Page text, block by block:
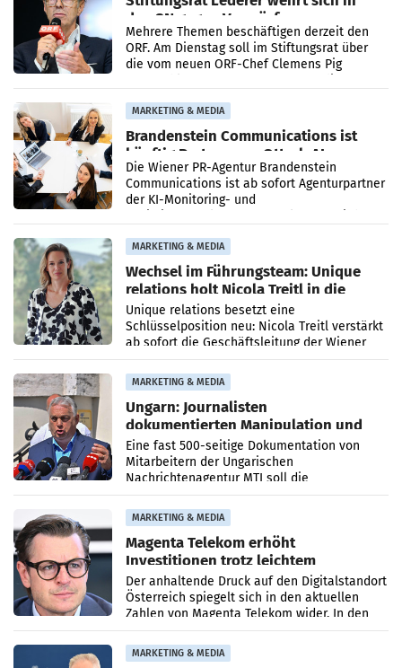
den SN gegen Vorwürfe
Mehrere Themen beschäftigen derzeit den
ORF. Am Dienstag soll im Stiftungsrat über
die vom neuen ORF-Chef Clemens Pig
MARKETING & MEDIA
Brandenstein Communications ist
künftig Partner von OtterlyAI
Die Wiener PR-Agentur Brandenstein
Communications ist ab sofort Agenturpartner
der KI-Monitoring- und
MARKETING & MEDIA
Wechsel im Führungsteam: Unique
relations holt Nicola Treitl in die
Geschäftsleitung
Unique relations besetzt eine
Schlüsselposition neu: Nicola Treitl verstärkt
ab sofort die Geschäftsleitung der Wiener
PR-Agentur an der Seite von Josef Kalina und
Anna Kalina-Mahr.
MARKETING & MEDIA
Ungarn: Journalisten
dokumentierten Manipulation und
Zensur
Eine fast 500-seitige Dokumentation von
Mitarbeitern der Ungarischen
Nachrichtenagentur MTI soll die
systematische Nachrichten-Manipulation und
Zensur bei der Agentur während der Zeit
MARKETING & MEDIA
Magenta Telekom erhöht
Investitionen trotz leichtem
Umsatzrückgang
Der anhaltende Druck auf den Digitalstandort
Österreich spiegelt sich in den aktuellen
Zahlen von Magenta Telekom wider. In den
ersten sechs Monaten des laufenden Jahres
verzeichnete
MARKETING & MEDIA